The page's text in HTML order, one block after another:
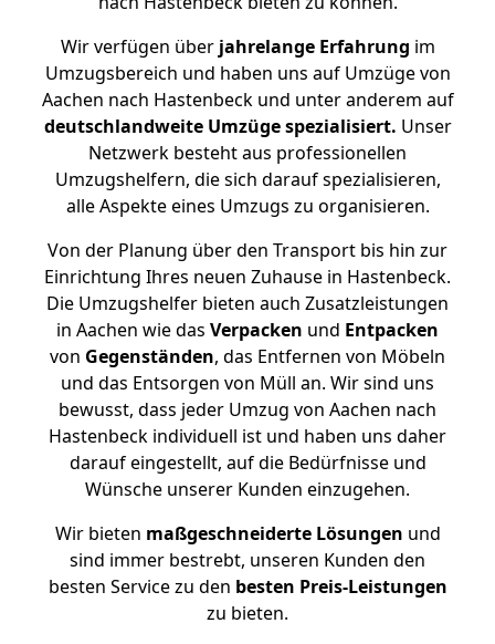
Wir verfügen überjahrelange Erfahrung im
Umzugsbereich und haben uns auf Umzüge von
Aachen nach Hastenbeck und unter anderem auf
deutschlandweite Umzüge spezialisiert. Unser
Netzwerk besteht aus professionellen
Umzugshelfern, die sich darauf spezialisieren,
alle Aspekte eines Umzugs zu organisieren.
Von der Planung über den Transport bis hin zur
Einrichtung Ihres neuen Zuhause in Hastenbeck.
Die Umzugshelfer bieten auch Zusatzleistungen
in Aachen wie das Verpacken und Entpacken
von Gegenständen, das Entfernen von Möbeln
und das Entsorgen von Müll an. Wir sind uns
bewusst, dass jeder Umzug von Aachen nach
Hastenbeck individuell ist und haben uns daher
darauf eingestellt, auf die Bedürfnisse und
Wünsche unserer Kunden einzugehen.
Wir bieten maßgeschneiderte Lösungen und
sind immer bestrebt, unseren Kunden den
besten Service zu den besten Preis-Leistungen
zu bieten.